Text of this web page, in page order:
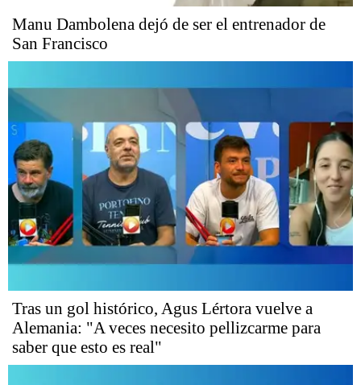
Manu Dambolena dejó de ser el entrenador de
San Francisco
Tras un gol histórico, Agus Lértora vuelve a
Alemania: "A veces necesito pellizcarme para
saber que esto es real"